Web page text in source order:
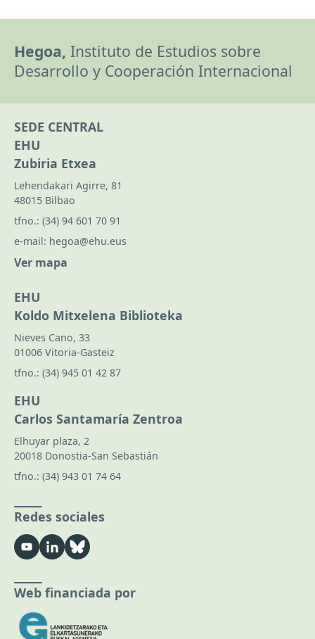
Hegoa, Instituto de Estudios sobre
Desarrollo y Cooperación Internacional
SEDE CENTRAL
EHU
Zubiria Etxea
Lehendakari Agirre, 81
48015 Bilbao
tfno.: (34) 94 601 70 91
e-mail: hegoa@ehu.eus
Ver mapa
EHU
Koldo Mitxelena Biblioteka
Nieves Cano, 33
01006 Vitoria-Gasteiz
tfno.: (34) 945 01 42 87
EHU
Carlos Santamaría Zentroa
Elhuyar plaza, 2
20018 Donostia-San Sebastián
tfno.: (34) 943 01 74 64
Redes sociales
Web financiada por